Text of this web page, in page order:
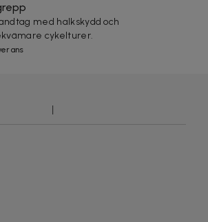
med halkskydd och
cykelturer.